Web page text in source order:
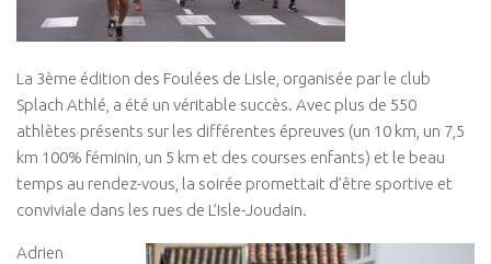
La 3ème édition des Foulées de Lisle, organisée par le club
Splach Athlé, a été un véritable succès. Avec plus de 550
athlètes présents sur les différentes épreuves (un 10 km, un 7,5
km 100% féminin, un 5 km et des courses enfants) et le beau
temps au rendez-vous, la soirée promettait d’être sportive et
conviviale dans les rues de L’Isle-Joudain.
Adrien